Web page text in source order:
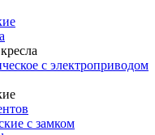
с электроприводом
с замком